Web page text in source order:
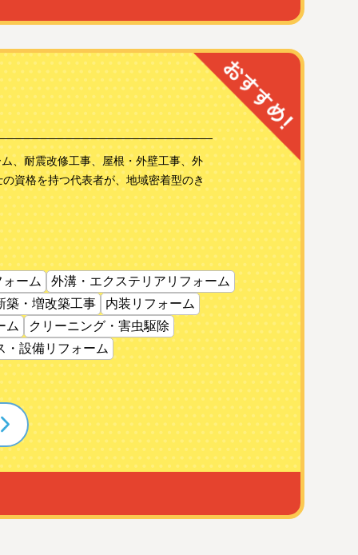
、耐震改修工事、屋根・外壁工事、外
資格を持つ代表者が、地域密着型のき
ーム
外溝・エクステリアリフォーム
築・増改築工事
内装リフォーム
ム
クリーニング・害虫駆除
・設備リフォーム